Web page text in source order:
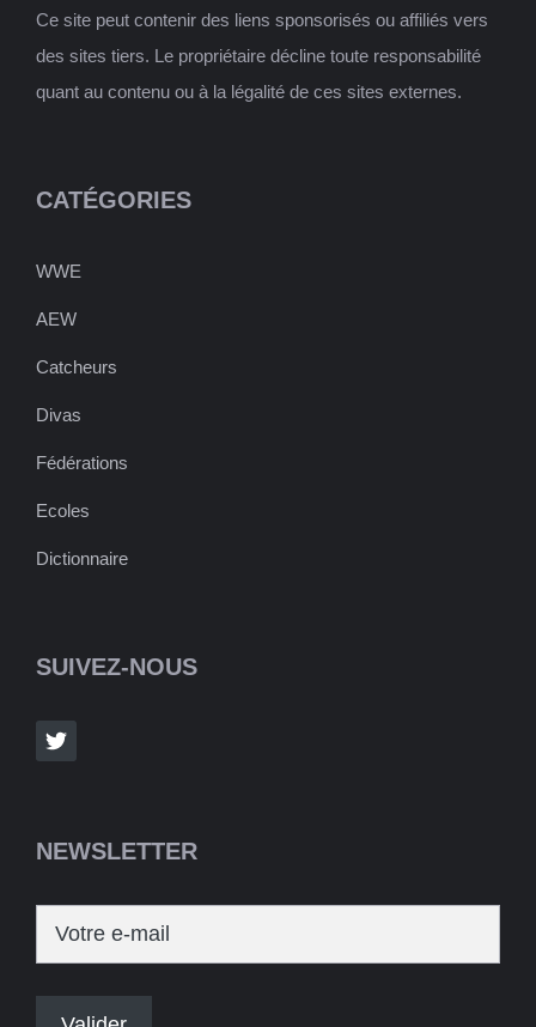
Ce site peut contenir des liens sponsorisés ou affiliés vers
des sites tiers. Le propriétaire décline toute responsabilité
quant au contenu ou à la légalité de ces sites externes.
CATÉGORIES
WWE
AEW
Catcheurs
Divas
Fédérations
Ecoles
Dictionnaire
SUIVEZ-NOUS
NEWSLETTER